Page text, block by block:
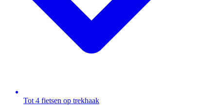
Tot 4 fietsen op trekhaak